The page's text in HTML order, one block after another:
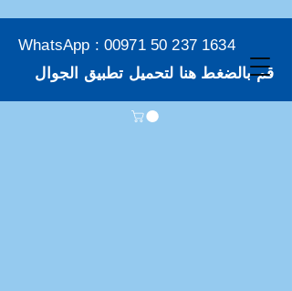
WhatsApp : 00971 50 237 1634
قم بالضغط هنا لتحميل تطبيق الجوال